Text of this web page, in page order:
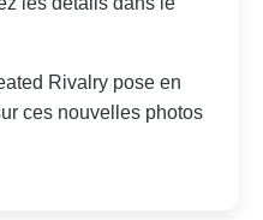
Rivalry pose en
ces nouvelles photos